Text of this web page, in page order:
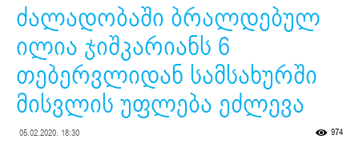
ძალადობაში ბრალდებულ
ილია ჯიშკარიანს 6
თებერვლიდან სამსახურში
მისვლის უფლება ეძლევა
05.02.2020. 18:30 974